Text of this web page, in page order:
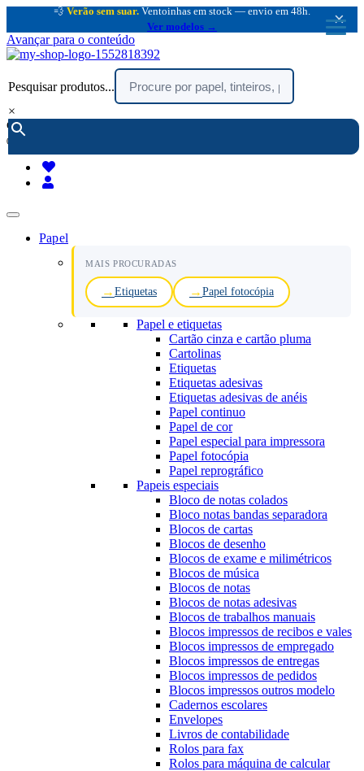
💨 Verão sem suar. Ventoinhas em stock — envio em 48h.
Ver modelos →
×
Avançar para o conteúdo
Pesquisar produtos...
×
encomendar por telefone :
(chamada rede fixa nacional)
Papel
MAIS PROCURADAS
Etiquetas Papel fotocópia
Papel e etiquetas
Cartão cinza e cartão pluma
Cartolinas
Etiquetas
Etiquetas adesivas
Etiquetas adesivas de anéis
Papel continuo
Papel de cor
Papel especial para impressora
Papel fotocópia
Papel reprográfico
Papeis especiais
Bloco de notas colados
Bloco notas bandas separadora
Blocos de cartas
Blocos de desenho
Blocos de exame e milimétricos
Blocos de música
Blocos de notas
Blocos de notas adesivas
Blocos de trabalhos manuais
Blocos impressos de recibos e vales
Blocos impressos de empregado
Blocos impressos de entregas
Blocos impressos de pedidos
Blocos impressos outros modelo
Cadernos escolares
Envelopes
Livros de contabilidade
Rolos para fax
Rolos para máquina de calcular